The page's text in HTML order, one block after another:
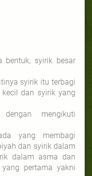
bentuk, syirik besar
syirik itu terbagi
dan syirik yang
mengikuti
yang membagi
dan syirik dalam
dalam asma dan
pertama yakni